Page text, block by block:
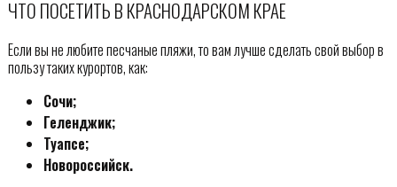
ЧТО ПОСЕТИТЬ В КРАСНОДАРСКОМ КРАЕ
Если вы не любите песчаные пляжи, то вам лучше сделать свой выбор в
пользу таких курортов, как:
Сочи;
Геленджик;
Туапсе;
Новороссийск.